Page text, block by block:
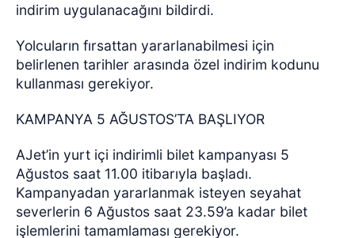
indirim uygulanacağını bildirdi.
Yolcuların fırsattan yararlanabilmesi için
belirlenen tarihler arasında özel indirim kodunu
kullanması gerekiyor.
KAMPANYA 5 AĞUSTOS’TA BAŞLIYOR
AJet’in yurt içi indirimli bilet kampanyası 5
Ağustos saat 11.00 itibarıyla başladı.
Kampanyadan yararlanmak isteyen seyahat
severlerin 6 Ağustos saat 23.59’a kadar bilet
işlemlerini tamamlaması gerekiyor.